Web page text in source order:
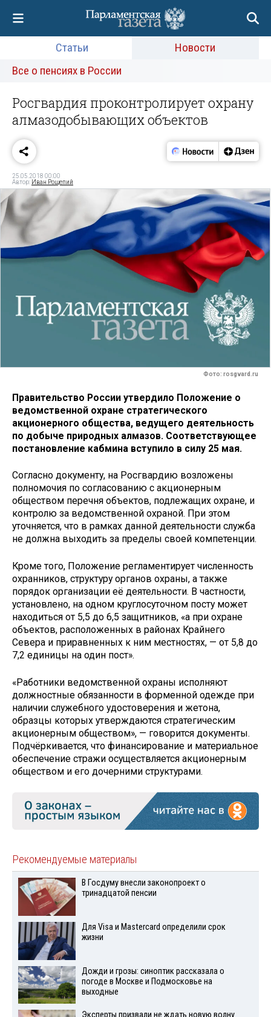
Статьи
Новости
Все о пенсиях в России
Росгвардия проконтролирует охрану
алмазодобывающих объектов
25.05.2018 00:00
Автор: Иван Рощепий
Фото: rosgvard.ru
Правительство России утвердило Положение о
ведомственной охране стратегического
акционерного общества, ведущего деятельность
по добыче природных алмазов. Соответствующее
постановление кабмина вступило в силу 25 мая.
Согласно документу, на Росгвардию возложены
полномочия по согласованию с акционерным
обществом перечня объектов, подлежащих охране, и
контролю за ведомственной охраной. При этом
уточняется, что в рамках данной деятельности служба
не должна выходить за пределы своей компетенции.
Кроме того, Положение регламентирует численность
охранников, структуру органов охраны, а также
порядок организации её деятельности. В частности,
установлено, на одном круглосуточном посту может
находиться от 5,5 до 6,5 защитников, «а при охране
объектов, расположенных в районах Крайнего
Севера и приравненных к ним местностях, — от 5,8 до
7,2 единицы на один пост».
«Работники ведомственной охраны исполняют
должностные обязанности в форменной одежде при
наличии служебного удостоверения и жетона,
образцы которых утверждаются стратегическим
акционерным обществом», — говорится документы.
Подчёркивается, что финансирование и материальное
обеспечение стражи осуществляется акционерным
обществом и его дочерними структурами.
Рекомендуемые материалы
В Госдуму внесли законопроект о
тринадцатой пенсии
Для Visа и Mastercard определили срок
жизни
Дожди и грозы: синоптик рассказала о
погоде в Москве и Подмосковье на
выходные